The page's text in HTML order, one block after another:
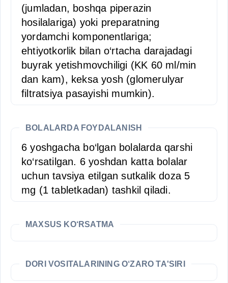
(jumladan, boshqa piperazin
hosilalariga) yoki preparatning
yordamchi komponentlariga;
ehtiyotkorlik bilan o‘rtacha darajadagi
buyrak yetishmovchiligi (KK 60 ml/min
dan kam), keksa yosh (glomerulyar
filtratsiya pasayishi mumkin).
BOLALARDA FOYDALANISH
6 yoshgacha bo‘lgan bolalarda qarshi
ko‘rsatilgan. 6 yoshdan katta bolalar
uchun tavsiya etilgan sutkalik doza 5
mg (1 tabletkadan) tashkil qiladi.
MAXSUS KO‘RSATMA
DORI VOSITALARINING O‘ZARO TA'SIRI